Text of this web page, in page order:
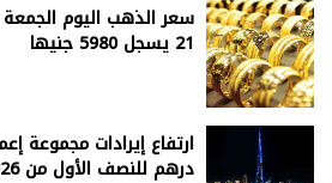
21 يسجل 5980 جنيها
درهم للنصف الأول من 2026